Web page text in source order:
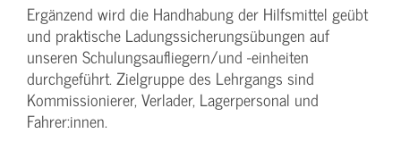
Ergänzend wird die Handhabung der Hilfsmittel geübt
und praktische Ladungssicherungsübungen auf
unseren Schulungsaufliegern/und -einheiten
durchgeführt. Zielgruppe des Lehrgangs sind
Kommissionierer, Verlader, Lagerpersonal und
Fahrer:innen.